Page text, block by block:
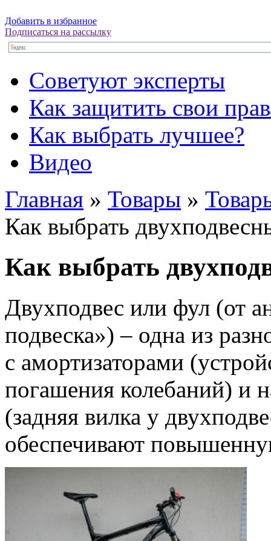
Добавить в избранное
Подписаться на рассылку
Советуют эксперты
Как защитить свои
Как выбрать лучшее?
Видео
Главная » Товары »
Как выбрать
Как выбрать
Двухподвес или фул (от
подвеска») – одна из
с амортизаторами
погашения колебаний) и
(задняя вилка у
обеспечивают